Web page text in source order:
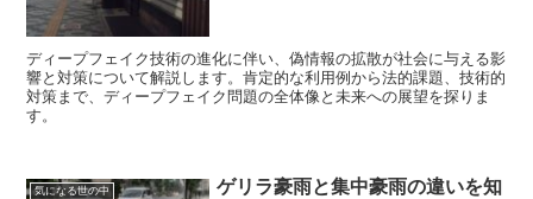
ディープフェイク技術の進化に伴い、偽情報の拡散が社会に与える影
響と対策について解説します。肯定的な利用例から法的課題、技術的
対策まで、ディープフェイク問題の全体像と未来への展望を探りま
す。
気になる世の中
ゲリラ豪雨と集中豪雨の違いを知